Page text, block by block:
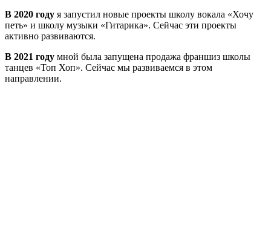
В 2020 году я запустил новые проекты школу вокала «Хочу
петь» и школу музыки «Гитарика». Сейчас эти проекты
активно развиваются.
В 2021 году мной была запущена продажа франшиз школы
танцев «Топ Хоп». Сейчас мы развиваемся в этом
направлении.